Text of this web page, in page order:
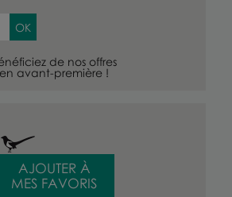
de nos offres
en avant-première !
AJOUTER À
MES FAVORIS